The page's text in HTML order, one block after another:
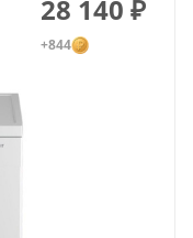
28 140 ₽
+844